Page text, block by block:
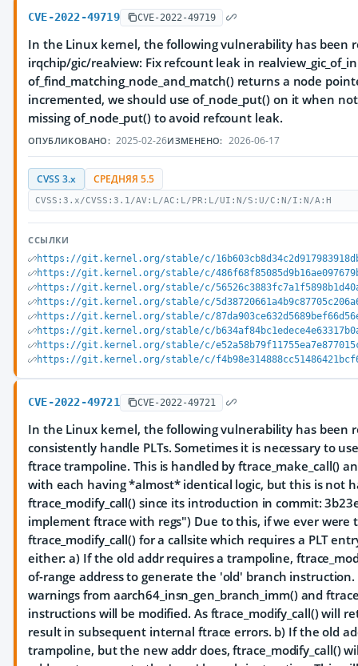
CVE-2022-49719 CVE-2022-49719
In the Linux kernel, the following vulnerability has been
irqchip/gic/realview: Fix refcount leak in
of_find_matching_node_and_match() returns a node
incremented, we should use of_node_put() on it when
missing of_node_put() to avoid refcount leak.
ОПУБЛИКОВАНО: 2025-02-26ИЗМЕНЕНО: 2026-06-17
CVSS 3.x СРЕДНЯЯ 5.5
CVSS:3.x/CVSS:3.1/AV:L/AC:L/PR:L/UI:N/S:U/C:N/I:N/A:H
ССЫЛКИ
https://git.kernel.org/stable/c/
https://git.kernel.org/stable/c/
https://git.kernel.org/stable/c/
https://git.kernel.org/stable/c/
https://git.kernel.org/stable/c/
https://git.kernel.org/stable/c/
https://git.kernel.org/stable/c/
https://git.kernel.org/stable/c/
CVE-2022-49721 CVE-2022-49721
In the Linux kernel, the following vulnerability has been
consistently handle PLTs. Sometimes it is necessary to
ftrace trampoline. This is handled by ftrace_make_call()
with each having *almost* identical logic, but this is not
ftrace_modify_call() since its introduction in commit:
implement ftrace with regs") Due to this, if we ever were
ftrace_modify_call() for a callsite which requires a PLT
either: a) If the old addr requires a trampoline,
of-range address to generate the 'old' branch
warnings from aarch64_insn_gen_branch_imm() and
instructions will be modified. As ftrace_modify_call() will
result in subsequent internal ftrace errors. b) If the old
trampoline, but the new addr does, ftrace_modify_call()